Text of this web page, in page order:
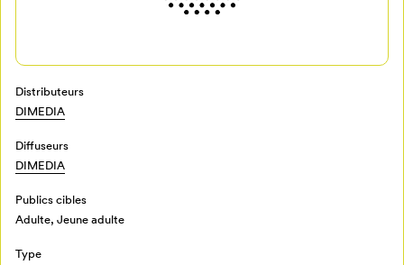
Mon Salon
Programmation
Billetterie
Distributeurs
DIMEDIA
Diffuseurs
DIMEDIA
Publics cibles
Adulte,Jeune adulte
Type
connectez-vous ou créez votre profil